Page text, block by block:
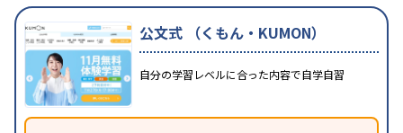
公文式 （くもん・KUMON）
自分の学習レベルに合った内容で自学自習